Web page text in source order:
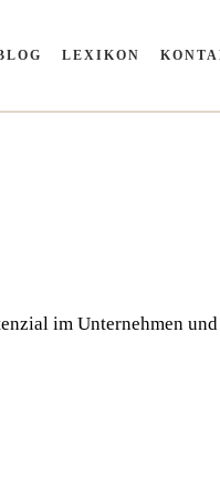
LEXIKON
im Unter­neh­men